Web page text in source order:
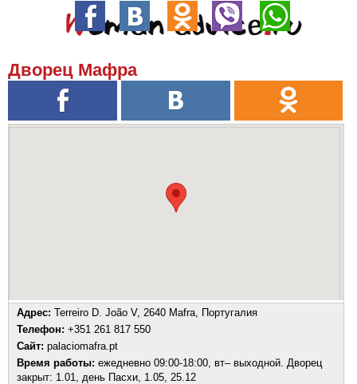
Дворец Мафра
Адрес: Terreiro D. João V, 2640 Mafra, Португалия
Телефон: +351 261 817 550
Сайт: palaciomafra.pt
Время работы: ежедневно 09:00-18:00, вт– выходной. Дворец
закрыт: 1.01, день Пасхи, 1.05, 25.12